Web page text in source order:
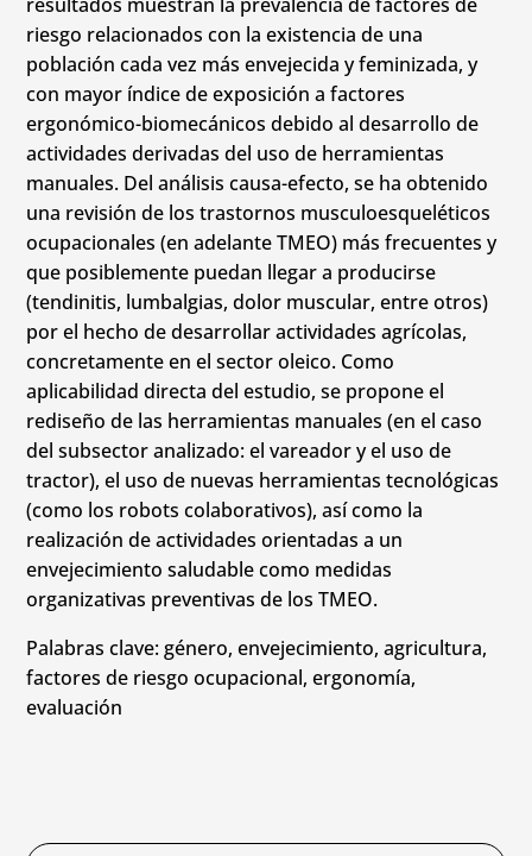
riesgo relacionados con la existencia de una
población cada vez más envejecida y feminizada, y
con mayor índice de exposición a factores
ergonómico-biomecánicos debido al desarrollo de
actividades derivadas del uso de herramientas
manuales. Del análisis causa-efecto, se ha obtenido
una revisión de los trastornos musculoesqueléticos
ocupacionales (en adelante TMEO) más frecuentes y
que posiblemente puedan llegar a producirse
(tendinitis, lumbalgias, dolor muscular, entre otros)
por el hecho de desarrollar actividades agrícolas,
concretamente en el sector oleico. Como
aplicabilidad directa del estudio, se propone el
rediseño de las herramientas manuales (en el caso
del subsector analizado: el vareador y el uso de
tractor), el uso de nuevas herramientas tecnológicas
(como los robots colaborativos), así como la
realización de actividades orientadas a un
envejecimiento saludable como medidas
organizativas preventivas de los TMEO.
Palabras clave: género, envejecimiento, agricultura,
factores de riesgo ocupacional, ergonomía,
evaluación